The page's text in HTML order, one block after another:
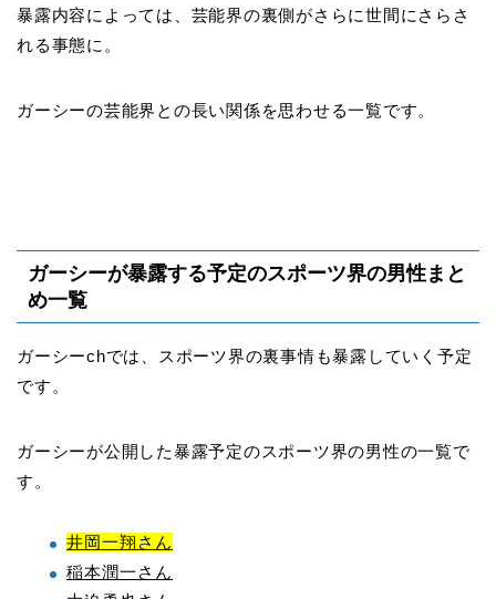
暴露内容によっては、芸能界の裏側がさらに世間にさらさ
れる事態に。
ガーシーの芸能界との長い関係を思わせる一覧です。
ガーシーが暴露する予定のスポーツ界の男性まと
め一覧
ガーシーchでは、スポーツ界の裏事情も暴露していく予定
です。
ガーシーが公開した暴露予定のスポーツ界の男性の一覧で
す。
井岡一翔さん
稲本潤一さん